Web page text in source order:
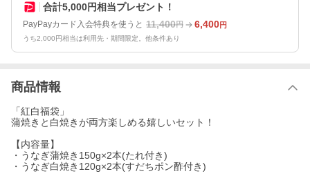
合計5,000円相当プレゼント！
PayPayカード入会特典を使うと 11,400円 6,400円
うち2,000円相当は利用先・期間限定。他条件あり
商品情報
「紅白福袋」
蒲焼きと白焼きが両方楽しめる嬉しいセット！
【内容量】
・うなぎ蒲焼き150g×2本(たれ付き)
・うなぎ白焼き120g×2本(すだちポン酢付き)